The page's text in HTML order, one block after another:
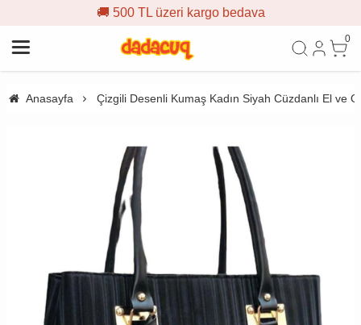
🚚 500 TL üzeri kargo bedava
0
Anasayfa Çizgili Desenli Kumaş Kadın Siyah Cüzdanlı El ve